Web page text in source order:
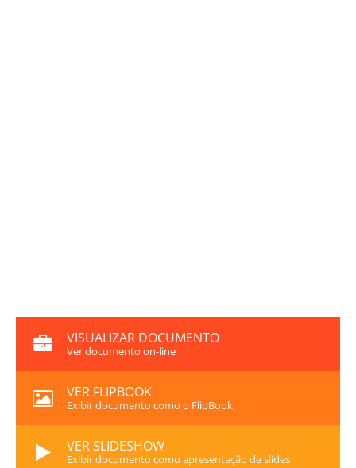
VISUALIZAR DOCUMENTO
Ver documento on-line
VER FLIPBOOK
Exibir documento como o FlipBook
VER SLIDESHOW
Exibir documento como apresentação de slides